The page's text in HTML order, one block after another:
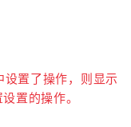
设置了操作，则显示
置的操作。